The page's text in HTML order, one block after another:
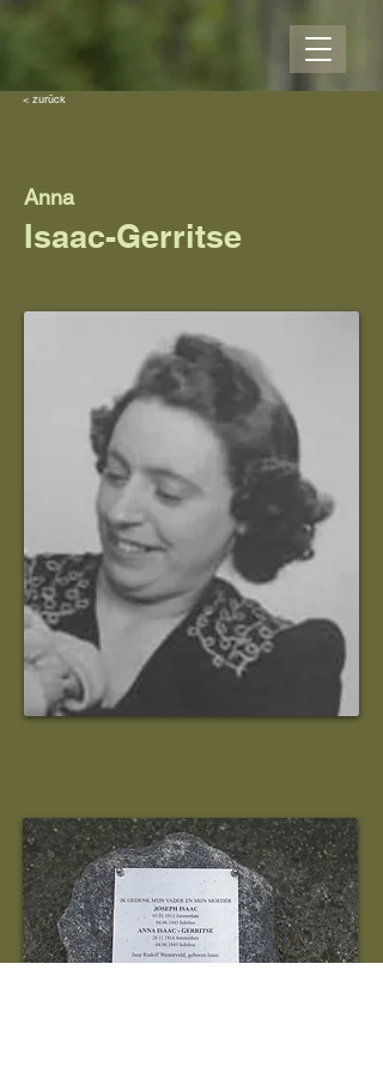
< zurück
Anna
Isaac-Gerritse